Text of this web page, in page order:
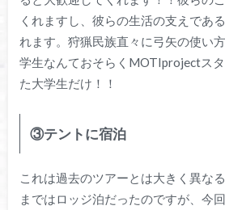
くれますし、彼らの生活の支えであ
れます。狩猟民族直々に弓矢の使い
学生なんておそらくMOTIprojectス
た大学生だけ！！
③テントに宿泊
これは過去のツアーとは大きく異な
まではロッジ泊だったのですが、今